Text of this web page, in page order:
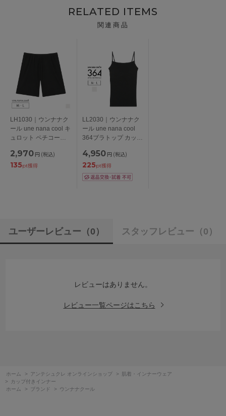
RELATED ITEMS
関連商品
LH1030｜ウンナナク
ール une nana cool キ
ュロット ペチコート
2,970 円 (税込)
135pt獲得
LL2030｜ウンナナク
ール une nana cool
364ブラトップ カップ
4,950 円 (税込)
225pt獲得
ユーザーレビュー （0） スタッフレビュー （0）
レビューはありません。
レビュー一覧ページはこちら
ホーム > アンテシュクレ オンラインショップ >
肌着・インナーウェア
>
カップ付きインナー
ホーム
> ブランド > ウンナナクール